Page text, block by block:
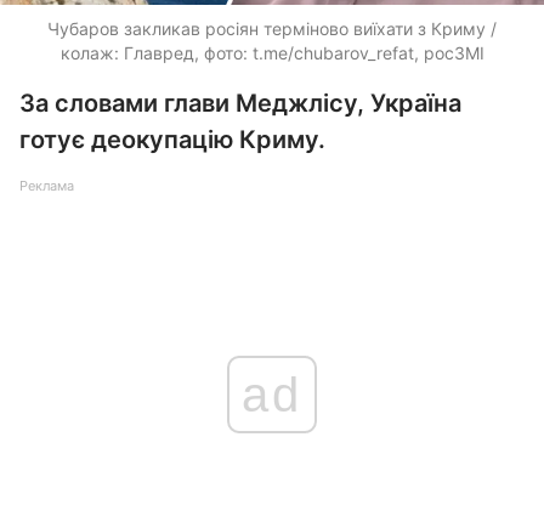
Чубаров закликав росіян терміново виїхати з Криму /
колаж: Главред, фото: t.me/chubarov_refat, росЗМІ
За словами глави Меджлісу, Україна
готує деокупацію Криму.
Реклама
ad